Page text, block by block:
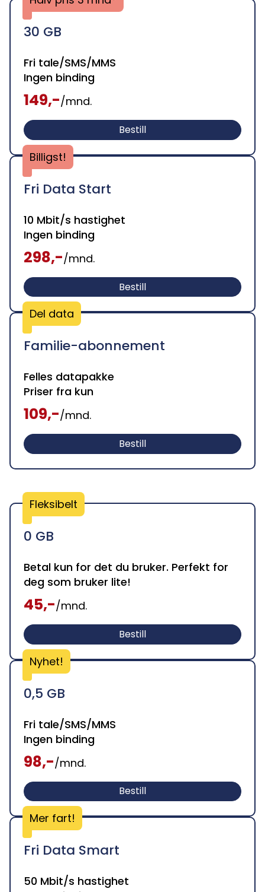
30 GB
Fri tale/SMS/MMS
Ingen binding
149,-/mnd.
Bestill
Billigst!
Fri Data Start
10 Mbit/s hastighet
Ingen binding
298,-/mnd.
Bestill
Del data
Familie-abonnement
Felles datapakke
Priser fra kun
109,-/mnd.
Bestill
Fleksibelt
0 GB
Betal kun for det du bruker. Perfekt for
deg som bruker lite!
45,-/mnd.
Bestill
Nyhet!
0,5 GB
Fri tale/SMS/MMS
Ingen binding
98,-/mnd.
Bestill
Mer fart!
Fri Data Smart
50 Mbit/s hastighet